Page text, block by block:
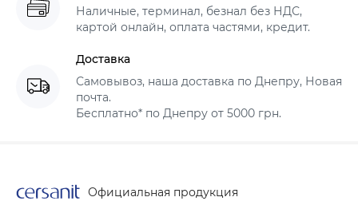
Наличные, терминал, безнал без НДС,
картой онлайн, оплата частями, кредит.
Доставка
Самовывоз, наша доставка по Днепру, Новая
почта.
Бесплатно* по Днепру от 5000 грн.
Официальная продукция